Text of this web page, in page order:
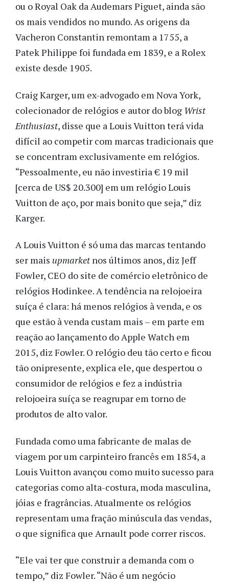
ou o Royal Oak da Audemars Piguet, ainda são
os mais vendidos no mundo. As origens da
Vacheron Constantin remontam a 1755, a
Patek Philippe foi fundada em 1839, e a Rolex
existe desde 1905.
Craig Karger, um ex-advogado em Nova York,
colecionador de relógios e autor do blog Wrist
Enthusiast, disse que a Louis Vuitton terá vida
difícil ao competir com marcas tradicionais que
se concentram exclusivamente em relógios.
“Pessoalmente, eu não investiria € 19 mil
[cerca de US$ 20.300] em um relógio Louis
Vuitton de aço, por mais bonito que seja,” diz
Karger.
A Louis Vuitton é só uma das marcas tentando
ser mais upmarketnos últimos anos, diz Jeff
Fowler, CEO do site de comércio eletrônico de
relógios Hodinkee. A tendência na relojoeira
suíça é clara: há menos relógios à venda, e os
que estão à venda custam mais – em parte em
reação ao lançamento do Apple Watch em
2015, diz Fowler. O relógio deu tão certo e ficou
tão onipresente, explica ele, que despertou o
consumidor de relógios e fez a indústria
relojoeira suíça se reagrupar em torno de
produtos de alto valor.
Fundada como uma fabricante de malas de
viagem por um carpinteiro francês em 1854, a
Louis Vuitton avançou como muito sucesso para
categorias como alta-costura, moda masculina,
jóias e fragrâncias. Atualmente os relógios
representam uma fração minúscula das vendas,
o que significa que Arnault pode correr riscos.
“Ele vai ter que construir a demanda com o
tempo,” diz Fowler. “Não é um negócio